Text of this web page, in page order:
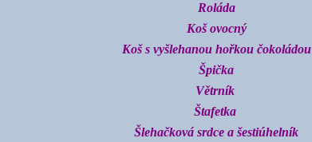
Roláda
Koš ovocný
Koš s vyšlehanou hořkou čokoládou
Špička
Větrník
Štafetka
Šlehačková srdce a šestiúhelník